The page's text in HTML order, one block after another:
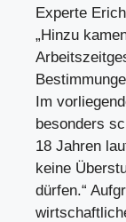
Experte
„Hinzu
Im
besonders
18 Jahren
keine
dürfen.“